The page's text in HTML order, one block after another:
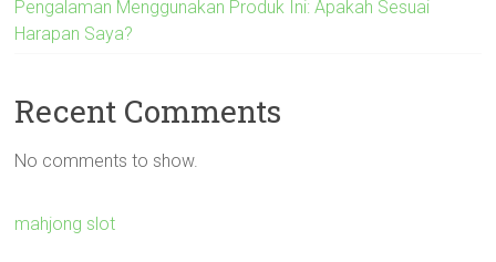
Pengalaman Menggunakan Produk Ini: Apakah Sesuai
Harapan Saya?
Recent Comments
No comments to show.
mahjong slot